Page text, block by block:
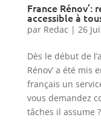
France
accessible à
par Redac | 26
Dès le début de
Rénov’ a été mis
français un
vous demandez
tâches il assume